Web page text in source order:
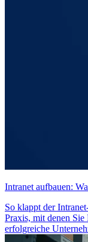
Intranet aufbauen:
So klappt der
Praxis, mit denen
erfolgreiche